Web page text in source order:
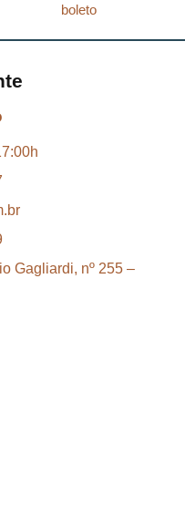
boleto
Gagliardi, nº 255 –